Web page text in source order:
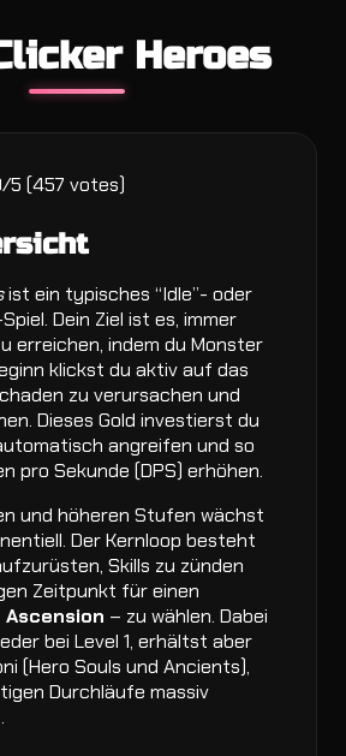
Heroes
5 (457 votes)
ist ein typisches “Idle”- oder
Dein Ziel ist es, immer
erreichen, indem du Monster
klickst du aktiv auf das
zu verursachen und
Dieses Gold investierst du
angreifen und so
pro Sekunde (DPS) erhöhen.
und höheren Stufen wächst
Der Kernloop besteht
Skills zu zünden
Zeitpunkt für einen
Ascension – zu wählen. Dabei
bei Level 1, erhältst aber
(Hero Souls und Ancients),
Durchläufe massiv